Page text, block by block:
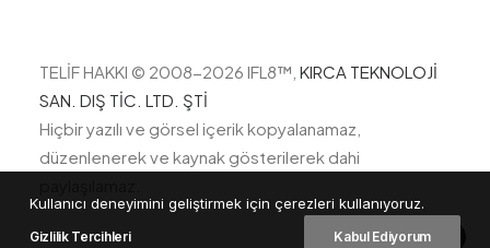
TELİF HAKKI © 2008-2026 IFL8™, KIRCA TEKNOLOJİ
SAN. DIŞ TİC. LTD. ŞTİ
Hiçbir yazılı ve görsel içerik kopyalanamaz,
düzenlenerek ve kaynak gösterilerek dahi
Kullanıcı deneyimini geliştirmek için çerezleri kullanıyoruz.
Gizlilik Tercihleri Kabul Ediyorum